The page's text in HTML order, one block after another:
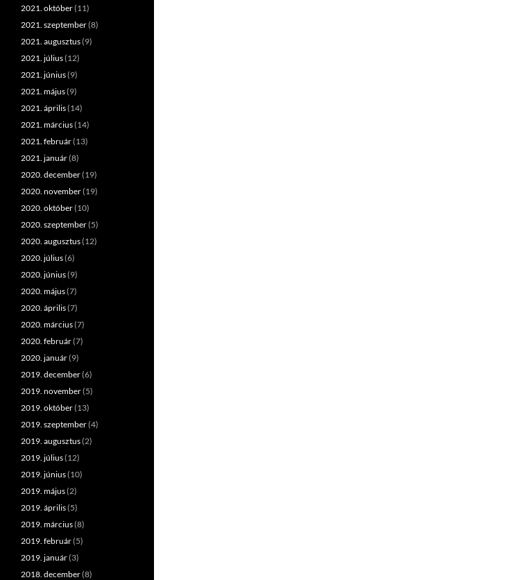
2021. október(11)
2021. szeptember(8)
2021. augusztus(9)
2021. július(12)
2021. június(9)
2021. május(9)
2021. április(14)
2021. március(14)
2021. február(13)
2021. január(8)
2020. december(19)
2020. november(19)
2020. október(10)
2020. szeptember(5)
2020. augusztus(12)
2020. július(6)
2020. június(9)
2020. május(7)
2020. április(7)
2020. március(7)
2020. február(7)
2020. január(9)
2019. december(6)
2019. november(5)
2019. október(13)
2019. szeptember(4)
2019. augusztus(2)
2019. július(12)
2019. június(10)
2019. május(2)
2019. április(5)
2019. március(8)
2019. február(5)
2019. január(3)
2018. december(8)